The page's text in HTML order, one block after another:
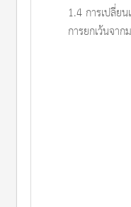
1.4 การเปลี่ย
การยกเว้นจา